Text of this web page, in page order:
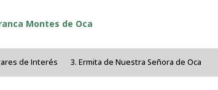
principal
Montes de Oca
de Interés Ermita de Nuestra Señora de Oca